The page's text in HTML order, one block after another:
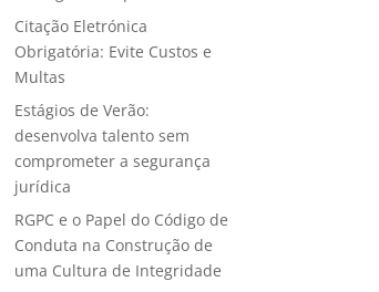
Citação Eletrónica
Obrigatória: Evite Custos e
Multas
Estágios de Verão:
desenvolva talento sem
comprometer a segurança
jurídica
RGPC e o Papel do Código de
Conduta na Construção de
uma Cultura de Integridade